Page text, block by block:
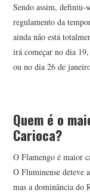
Sendo assim, definiu-
regulamento da
ainda não está
irá começar no dia
ou no dia 26 de
Quem é o
Carioca?
O Flamengo é maior
O Fluminense deteve
mas a dominância do